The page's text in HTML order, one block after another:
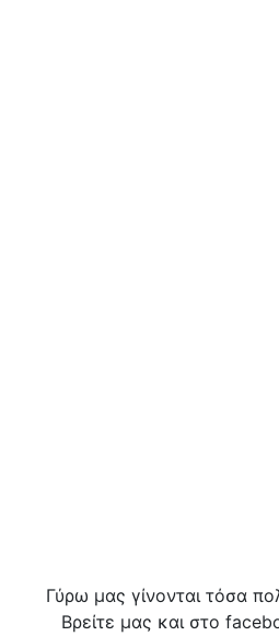
Γύρω μας γίνονται τόσα
Βρείτε μας και στο